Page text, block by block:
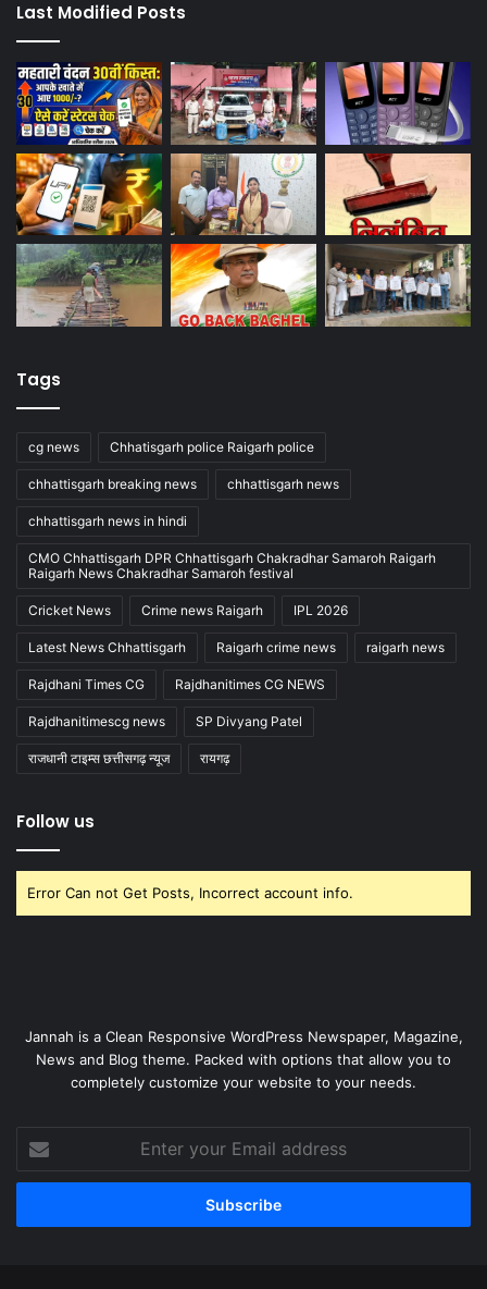
Last Modified Posts
Tags
cg news Chhatisgarh police Raigarh police
chhattisgarh breaking news chhattisgarh news
chhattisgarh news in hindi
CMO Chhattisgarh DPR Chhattisgarh Chakradhar Samaroh Raigarh
Raigarh News Chakradhar Samaroh festival
Cricket News Crime news Raigarh IPL 2026
Latest News Chhattisgarh Raigarh crime news raigarh news
Rajdhani Times CG Rajdhanitimes CG NEWS
Rajdhanitimescg news SP Divyang Patel
राजधानी टाइम्स छत्तीसगढ़ न्यूज रायगढ़
Follow us
Error Can not Get Posts, Incorrect account info.
Jannah is a Clean Responsive WordPress Newspaper, Magazine,
News and Blog theme. Packed with options that allow you to
completely customize your website to your needs.
your
Email